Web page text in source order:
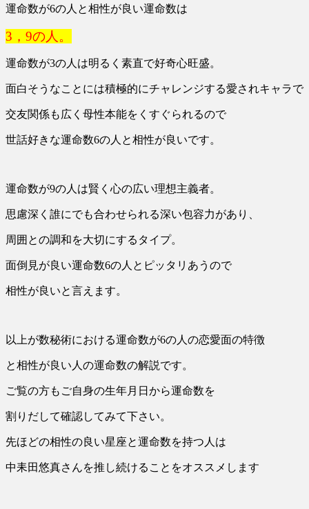
運命数が6の人と相性が良い運命数は
3，9の人。
運命数が3の人は明るく素直で好奇心旺盛。
面白そうなことには積極的にチャレンジする愛されキャラで
交友関係も広く母性本能をくすぐられるので
世話好きな運命数6の人と相性が良いです。
運命数が9の人は賢く心の広い理想主義者。
思慮深く誰にでも合わせられる深い包容力があり、
周囲との調和を大切にするタイプ。
面倒見が良い運命数6の人とピッタリあうので
相性が良いと言えます。
以上が数秘術における運命数が6の人の恋愛面の特徴
と相性が良い人の運命数の解説です。
ご覧の方もご自身の生年月日から運命数を
割りだして確認してみて下さい。
先ほどの相性の良い星座と運命数を持つ人は
中耒田悠真さんを推し続けることをオススメします